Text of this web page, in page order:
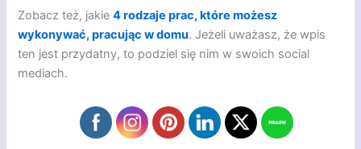
Zobacz też, jakie4 rodzaje prac, które możesz
wykonywać, pracując w domu. Jeżeli uważasz, że wpis
ten jest przydatny, to podziel się nim w swoich social
mediach.